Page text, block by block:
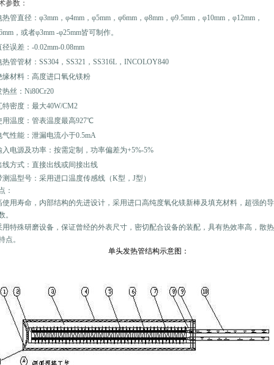
参数：
热管直径：φ3mm，φ4mm，φ5mm，φ6mm，φ8mm，φ9.5mm，φ10mm，φ12mm，
，或者φ3mm -φ25mm皆可制作。
径误差：-0.02mm-0.08mm
热管管材：SS304，SS321，SS316L，INCOLOY840
缘材料：高度进口氧化镁粉
热丝：Ni80Cr20
特密度：最大40W/CM2
用温度：管表温度最高927℃
气性能：泄漏电流小于0.5mA
入电源及功率：按需定制，功率偏差为+5%-5%
线方式：直接出线或间接出线
测温型号：采用进口温度传感线（K型，J型）
：
使用寿命，内部结构的先进设计，采用进口高纯度氧化镁新棒及填充材料，超强的
。
用特殊研磨设备，保证曾经的外表尺寸，密切配合设备的装配，具有热效率高，散
点。
单头发热管结构示意图：